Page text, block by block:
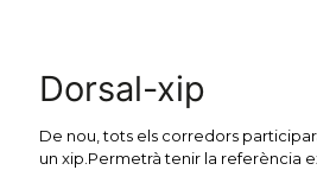
Dorsal-xip
De nou, tots els corredors
un xip.Permetrà tenir la referència